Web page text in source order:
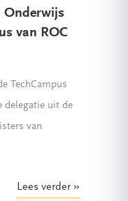
Onderwijs
van ROC
TechCampus
delegatie uit de
van
Lees verder